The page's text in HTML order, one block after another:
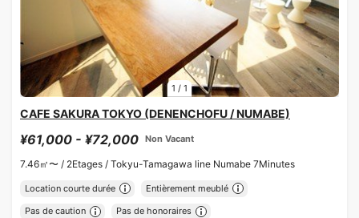
1 / 1
CAFE SAKURA TOKYO (DENENCHOFU / NUMABE)
¥61,000 - ¥72,000 Non Vacant
7.46㎡〜 / 2Etages / Tokyu-Tamagawa line Numabe 7Minutes
Location courte durée Entièrement meublé
Pas de caution Pas de honoraires